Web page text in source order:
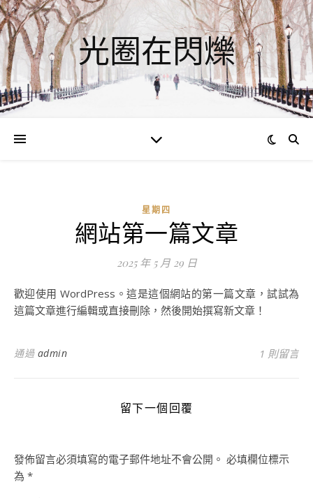
光圈在閃爍
星期四
網站第一篇文章
2025 年 5 月 29 日
歡迎使用 WordPress。這是這個網站的第一篇文章，試試為
這篇文章進行編輯或直接刪除，然後開始撰寫新文章！
通過 admin 1 則留言
留下一個回覆
發佈留言必須填寫的電子郵件地址不會公開。 必填欄位標示
為 *